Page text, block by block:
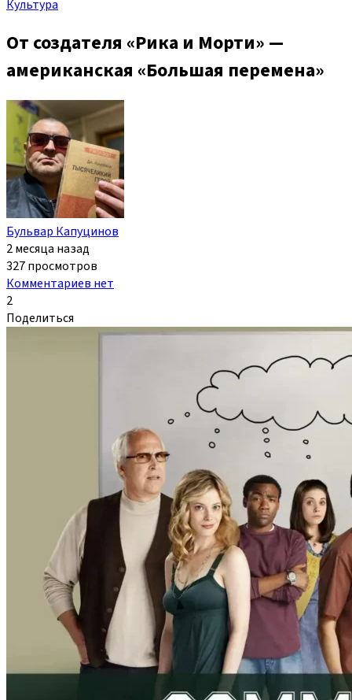
Культура
От создателя «Рика и Морти» —
американская «Большая перемена»
Бульвар Капуцинов
2 месяца назад
327 просмотров
Комментариев нет
2
Поделиться